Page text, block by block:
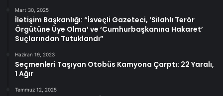
Mart 30, 2025
İletişim Başkanlığı: “İsveçli Gazeteci, ‘Silahlı Terör
Örgütüne Üye Olma’ ve ‘Cumhurbaşkanına Hakaret’
Suçlarından Tutuklandı”
Haziran 19, 2023
Seçmenleri Taşıyan Otobüs Kamyona Çarptı: 22 Yaralı,
1 Ağır
Temmuz 12, 2025